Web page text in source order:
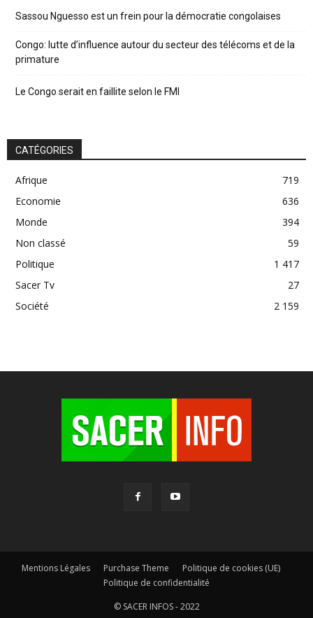
Sassou Nguesso est un frein pour la démocratie congolaises
Congo: lutte d’influence autour du secteur des télécoms et de la
primature
Le Congo serait en faillite selon le FMI
CATÉGORIES
Afrique
719
Economie
636
Monde
394
Non classé
59
Politique
1 417
Sacer Tv
27
Société
2 159
Mentions Légales Purchase Theme
Politique de cookies (UE)
Politique de confidentialité
© SACER INFOS - 2022